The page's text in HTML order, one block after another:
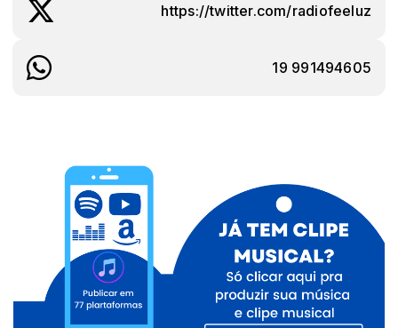
https://twitter.com/radiofeeluz
19 991494605